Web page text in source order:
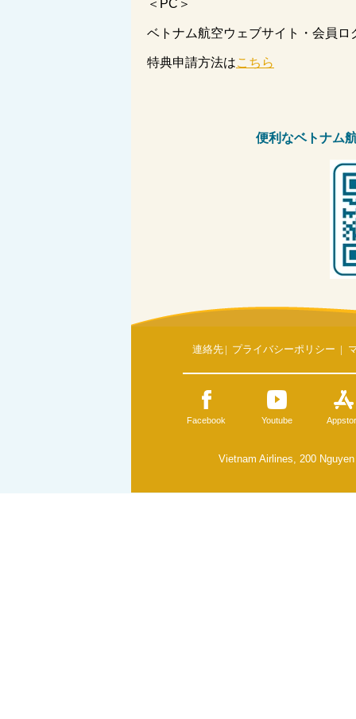
＜PC＞
ベトナム航空ウェブサイト・会員
特典申請方法はこちら
便利なベトナム
連絡先 | プライバシーポリシー |
Facebook Youtube
Vietnam Airlines, 200